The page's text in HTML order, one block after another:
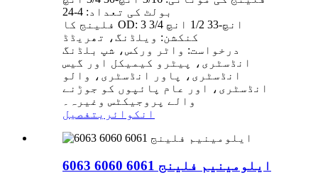
بولٹ کی تعداد: 4-24
فلینج کا OD: 3 3/4 انچ-33 1/2 انچ
کنکشن: ویلڈنگ، تھریڈڈ
درخواست: واٹر ورکس، شپ بلڈنگ
انڈسٹری، پیٹرو کیمیکل اور گیس
انڈسٹری، پاور انڈسٹری، والو
انڈسٹری، اور عام پائپوں کو جوڑنے
والے پروجیکٹس وغیرہ۔
انکوائری تفصیل
ایلومینیم فلینج 6061 6060 6063